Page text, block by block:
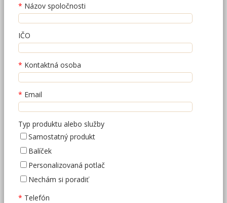
Názov spoločnosti
IČO
Kontaktná osoba
Email
Typ produktu alebo služby
Samostatný produkt
Balíček
Personalizovaná potlač
Nechám si poradiť
Telefón